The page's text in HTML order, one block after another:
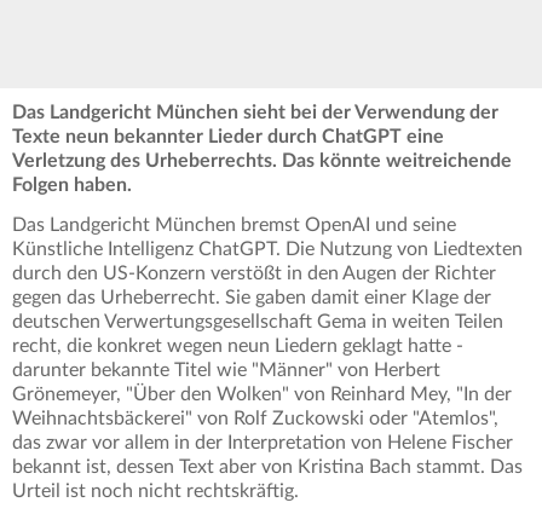
Das Landgericht München sieht bei der Verwendung der
Texte neun bekannter Lieder durch ChatGPT eine
Verletzung des Urheberrechts. Das könnte weitreichende
Folgen haben.
Das Landgericht München bremst OpenAI und seine
Künstliche Intelligenz ChatGPT. Die Nutzung von Liedtexten
durch den US-Konzern verstößt in den Augen der Richter
gegen das Urheberrecht. Sie gaben damit einer Klage der
deutschen Verwertungsgesellschaft Gema in weiten Teilen
recht, die konkret wegen neun Liedern geklagt hatte -
darunter bekannte Titel wie "Männer" von Herbert
Grönemeyer, "Über den Wolken" von Reinhard Mey, "In der
Weihnachtsbäckerei" von Rolf Zuckowski oder "Atemlos",
das zwar vor allem in der Interpretation von Helene Fischer
bekannt ist, dessen Text aber von Kristina Bach stammt. Das
Urteil ist noch nicht rechtskräftig.